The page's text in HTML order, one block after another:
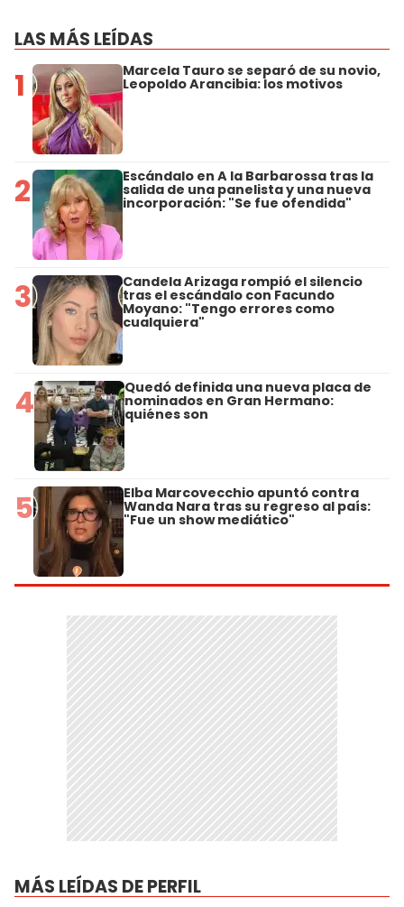
LAS MÁS LEÍDAS
1 Marcela Tauro se separó de su novio,
Leopoldo Arancibia: los motivos
2 Escándalo en A la Barbarossa tras la
salida de una panelista y una nueva
incorporación: "Se fue ofendida"
3 Candela Arizaga rompió el silencio
tras el escándalo con Facundo
Moyano: "Tengo errores como
cualquiera"
4 Quedó definida una nueva placa de
nominados en Gran Hermano:
quiénes son
5 Elba Marcovecchio apuntó contra
Wanda Nara tras su regreso al país:
"Fue un show mediático"
MÁS LEÍDAS DE PERFIL